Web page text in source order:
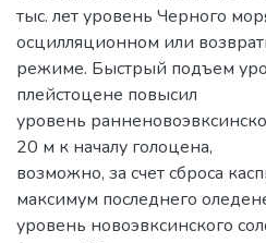
тыс. лет уровень Черного
осцилляционном или
режиме. Быстрый подъем
плейстоцене повысил
уровень
20 м к началу голоцена,
возможно, за счет сброса
максимум последнего
уровень новоэвксинского